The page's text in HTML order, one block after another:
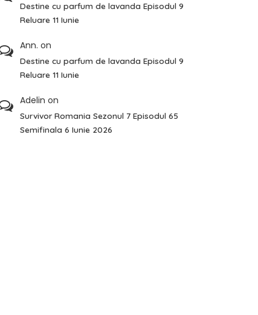
Destine cu parfum de lavanda Episodul 9
Reluare 11 Iunie
Ann. on
Destine cu parfum de lavanda Episodul 9
Reluare 11 Iunie
Adelin on
Survivor Romania Sezonul 7 Episodul 65
Semifinala 6 Iunie 2026